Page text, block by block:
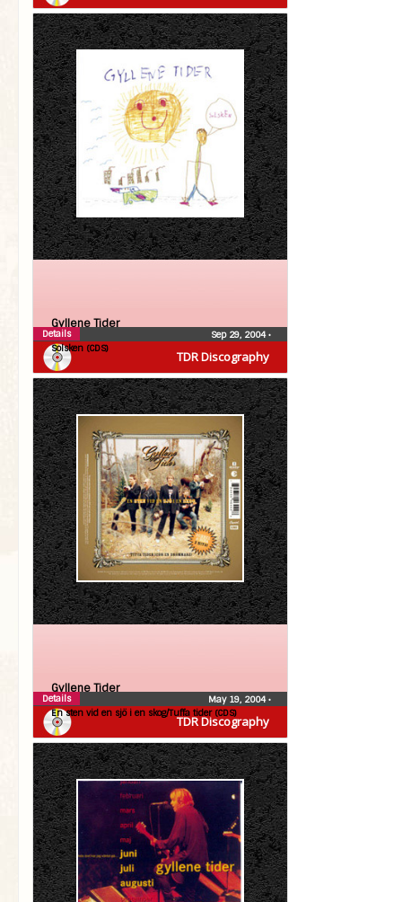
TDR Discography
Gyllene Tider
Solsken (CDS)
Sep 29, 2004•
Details
TDR Discography
Gyllene Tider
En sten vid en sjö i en skog/Tuffa tider (CDS)
May 19, 2004•
Details